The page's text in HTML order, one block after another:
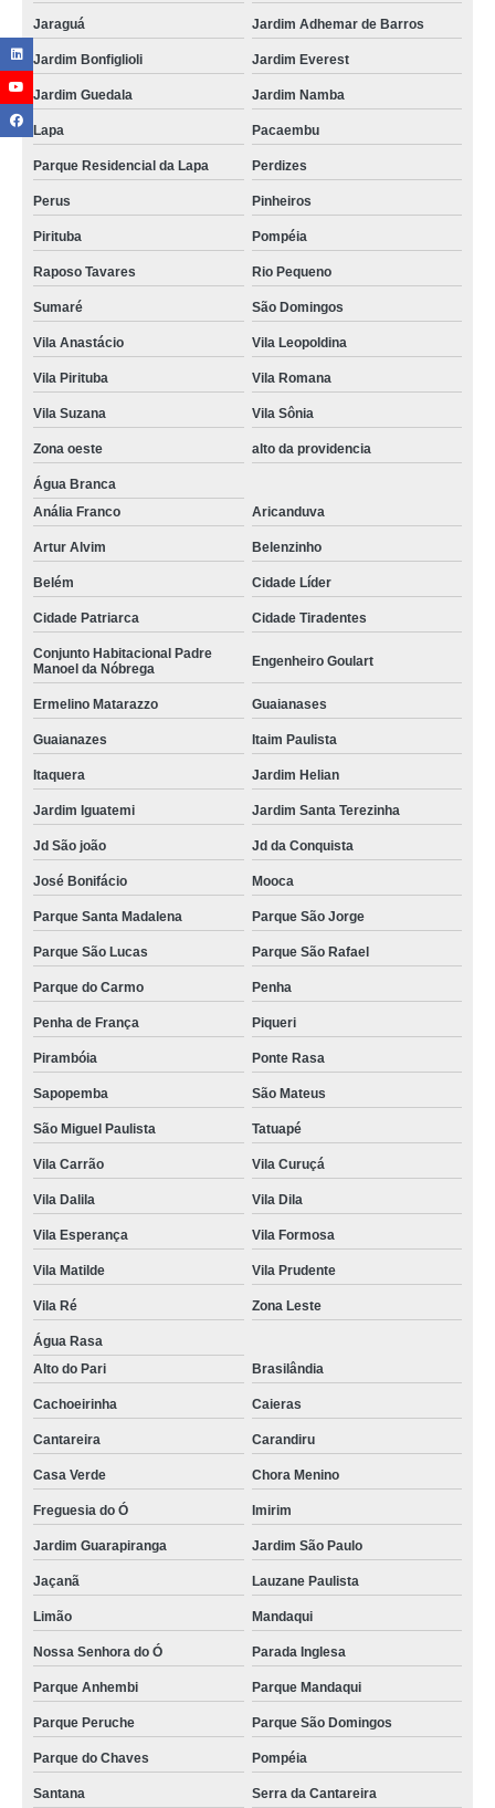
Jaraguá Jardim Adhemar de Barros
Jardim Bonfiglioli Jardim Everest
Jardim Guedala Jardim Namba
Lapa Pacaembu
Parque Residencial da Lapa Perdizes
Perus Pinheiros
Pirituba Pompéia
Raposo Tavares Rio Pequeno
Sumaré São Domingos
Vila Anastácio Vila Leopoldina
Vila Pirituba Vila Romana
Vila Suzana Vila Sônia
Zona oeste alto da providencia
Água Branca
Anália Franco
Aricanduva
Artur Alvim Belenzinho
Belém Cidade Líder
Cidade Patriarca Cidade Tiradentes
Conjunto Habitacional Padre
Manoel da Nóbrega
Engenheiro Goulart
Ermelino Matarazzo Guaianases
Guaianazes Itaim Paulista
Itaquera Jardim Helian
Jardim Iguatemi Jardim Santa Terezinha
Jd São joão Jd da Conquista
José Bonifácio Mooca
Parque Santa Madalena Parque São Jorge
Parque São Lucas Parque São Rafael
Parque do Carmo Penha
Penha de França Piqueri
Pirambóia Ponte Rasa
Sapopemba São Mateus
São Miguel Paulista Tatuapé
Vila Carrão Vila Curuçá
Vila Dalila Vila Dila
Vila Esperança Vila Formosa
Vila Matilde Vila Prudente
Vila Ré Zona Leste
Água Rasa
Alto do Pari
Brasilândia
Cachoeirinha Caieras
Cantareira Carandiru
Casa Verde Chora Menino
Freguesia do Ó Imirim
Jardim Guarapiranga Jardim São Paulo
Jaçanã Lauzane Paulista
Limão Mandaqui
Nossa Senhora do Ó Parada Inglesa
Parque Anhembi Parque Mandaqui
Parque Peruche Parque São Domingos
Parque do Chaves Pompéia
Santana Serra da Cantareira